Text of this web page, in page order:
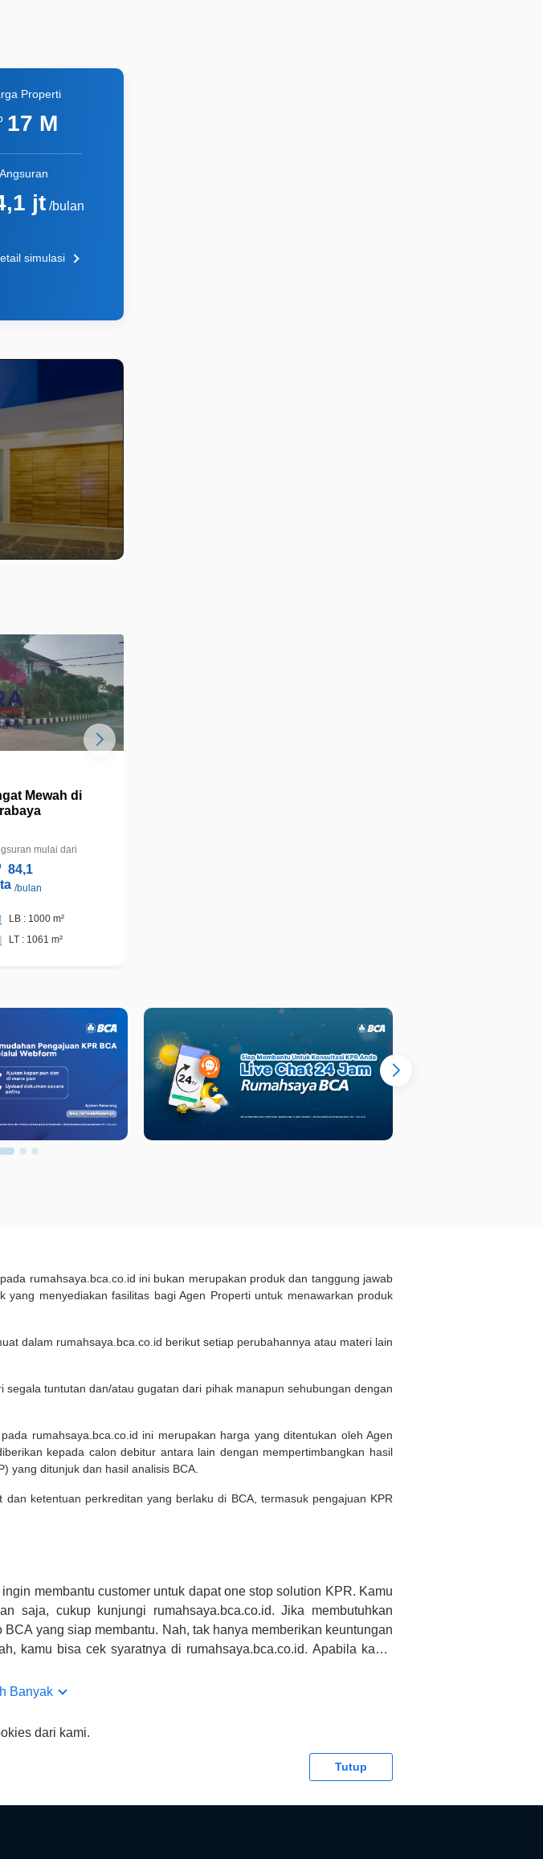
Properti
17 M
Angsuran
jt /bulan
simulasi
Mewah di
mulai dari
84,1
/bulan
LB : 1000 m²
LT : 1061 m²
rumahsaya.bca.co.id ini bukan merupakan produk dan tanggung jawab
yang menyediakan fasilitas bagi Agen Properti untuk menawarkan produk
dalam rumahsaya.bca.co.id berikut setiap perubahannya atau materi lain
tuntutan dan/atau gugatan dari pihak manapun sehubungan dengan
rumahsaya.bca.co.id ini merupakan harga yang ditentukan oleh Agen
kepada calon debitur antara lain dengan mempertimbangkan hasil
yang ditunjuk dan hasil analisis BCA.
ketentuan perkreditan yang berlaku di BCA, termasuk pengajuan KPR
membantu customer untuk dapat one stop solution KPR. Kamu
saja, cukup kunjungi rumahsaya.bca.co.id. Jika membutuhkan
yang siap membantu. Nah, tak hanya memberikan keuntungan
kamu bisa cek syaratnya di rumahsaya.bca.co.id. Apabila kamu
Banyak
dari kami.
Tutup